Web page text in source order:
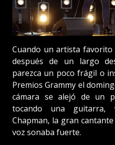
Cuando un artista
después de un largo
parezca un poco frágil o
Premios Grammy el
cámara se alejó de un
tocando una guitarra,
Chapman, la gran
voz sonaba fuerte.